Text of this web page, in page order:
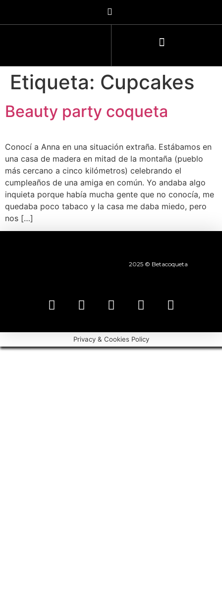
Etiqueta: Cupcakes
Beauty party coqueta
Conocí a Anna en una situación extraña. Estábamos en
una casa de madera en mitad de la montaña (pueblo
más cercano a cinco kilómetros) celebrando el
cumpleaños de una amiga en común. Yo andaba algo
inquieta porque había mucha gente que no conocía, me
quedaba poco tabaco y la casa me daba miedo, pero
nos […]
2025 © Betacoqueta
Privacy & Cookies Policy